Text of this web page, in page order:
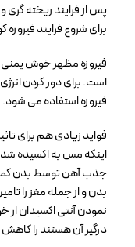
پس از فرایند ریخته
برای شروع فرایند
فیروزه مظهر خوش
است. برای دور کردن
فیروزه استفاده می شود.
فواید زیادی هم برای
اینکه مس به اکسیده
جذب آهن توسط بدن کمک
بدن و از جمله مغز را
نمودن آنتی اکسیدان از
درگیر آن هستند را